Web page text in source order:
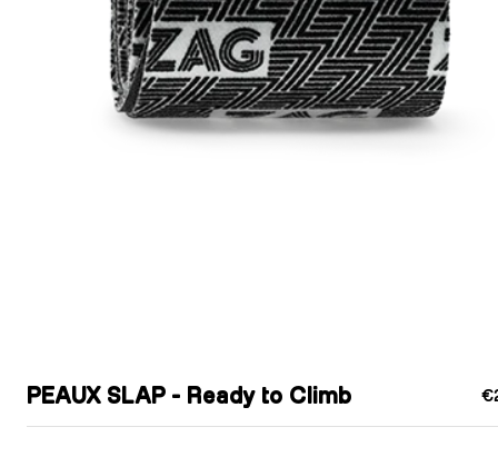
PEAUX SLAP - Ready to Climb